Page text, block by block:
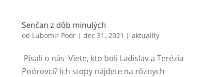
Senčan z dôb minulých
od Lubomir Poór| dec 31, 2021 | aktuality
Písali o nás Viete, kto boli Ladislav a Terézia
Poórovci? Ich stopy nájdete na rôznych